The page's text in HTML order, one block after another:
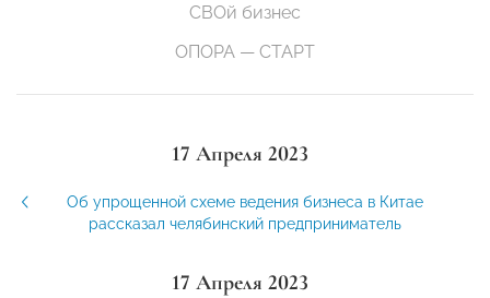
СВОй бизнес
ОПОРА — СТАРТ
17 Апреля 2023
Об упрощенной схеме ведения бизнеса в Китае
рассказал челябинский предприниматель
17 Апреля 2023